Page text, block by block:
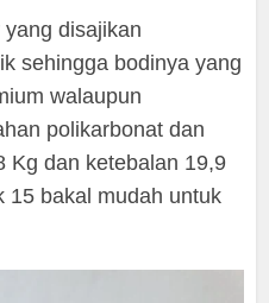
disajikan
sehingga bodinya yang
walaupun
polikarbonat dan
Kg dan ketebalan 19,9
15 bakal mudah untuk